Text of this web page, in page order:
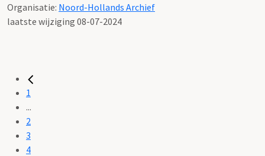
Organisatie: Noord-Hollands Archief
laatste wijziging 08-07-2024
1
...
2
3
4